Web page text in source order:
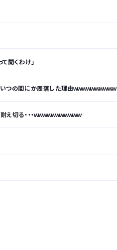
聞くわけ」
の間にか周落した理由ｗｗｗｗｗｗｗｗｗｗ
・・・ｗｗｗｗｗｗｗｗｗｗｗ
れるらしい…。お前らも気をつけろ